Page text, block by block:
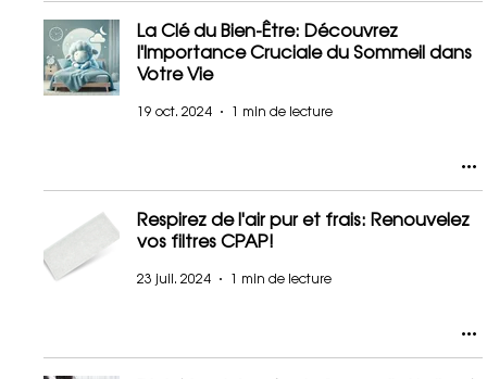
La Clé du Bien-Être: Découvrez
l'Importance Cruciale du Sommeil dans
Votre Vie
19 oct. 2024 1 min de lecture
Respirez de l'air pur et frais: Renouvelez
vos filtres CPAP!
23 juil. 2024 1 min de lecture